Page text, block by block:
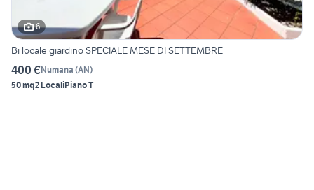
6
Bi locale giardino SPECIALE MESE DI SETTEMBRE
400 €Numana (AN)
50 mq2 LocaliPiano T